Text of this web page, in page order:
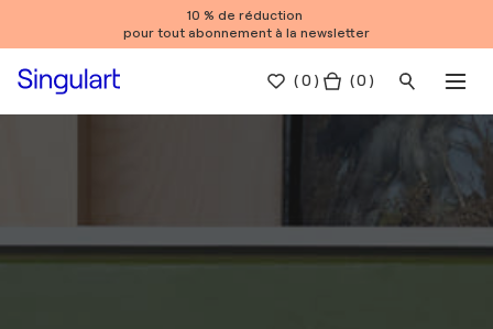
10 % de réduction
pour tout abonnement à la newsletter
(0 ) ( 0 )